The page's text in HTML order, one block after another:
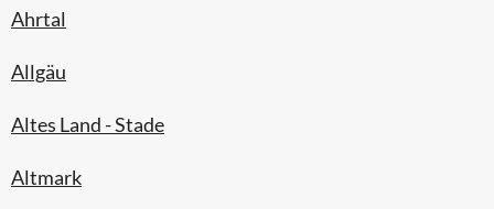
Ahrtal
Allgäu
Altes Land - Stade
Altmark